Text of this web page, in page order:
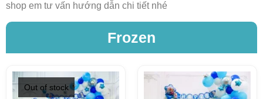
shop em tư vấn hướng dẫn chi tiết nhé
Frozen
Out of stock